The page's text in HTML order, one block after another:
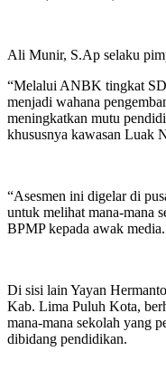
Ali Munir, S.Ap selaku
“Melalui ANBK tingkat
menjadi wahana
meningkatkan mutu
khususnya kawasan Luak
“Asesmen ini digelar di
untuk melihat mana-mana
BPMP kepada awak media.
Di sisi lain Yayan
Kab. Lima Puluh Kota,
mana-mana sekolah yang
dibidang pendidikan.